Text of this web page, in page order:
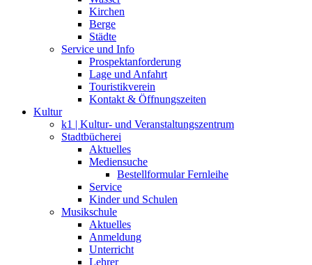
Kirchen
Berge
Städte
Service und Info
Prospektanforderung
Lage und Anfahrt
Touristikverein
Kontakt & Öffnungszeiten
Kultur
k1 | Kultur- und Veranstaltungszentrum
Stadtbücherei
Aktuelles
Mediensuche
Bestellformular Fernleihe
Service
Kinder und Schulen
Musikschule
Aktuelles
Anmeldung
Unterricht
Lehrer